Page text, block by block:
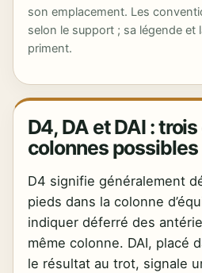
son emplacement. Les
selon le support ; sa légende et
priment.
D4, DA et DAI :
colonnes possibles
D4 signifie généralement
pieds dans la colonne
indiquer déferré des
même colonne. DAI, placé
le résultat au trot, signale